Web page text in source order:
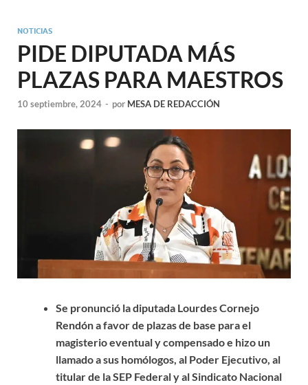
NOTICIAS
PIDE DIPUTADA MÁS
PLAZAS PARA MAESTROS
10 septiembre, 2024 - por MESA DE REDACCIÓN
Se pronunció la diputada Lourdes Cornejo
Rendón a favor de plazas de base para el
magisterio eventual y compensado e hizo un
llamado a sus homólogos, al Poder Ejecutivo, al
titular de la SEP Federal y al Sindicato Nacional